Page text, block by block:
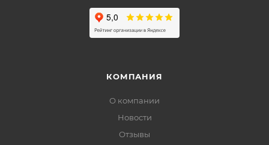
КОМПАНИЯ
О компании
Новости
Отзывы